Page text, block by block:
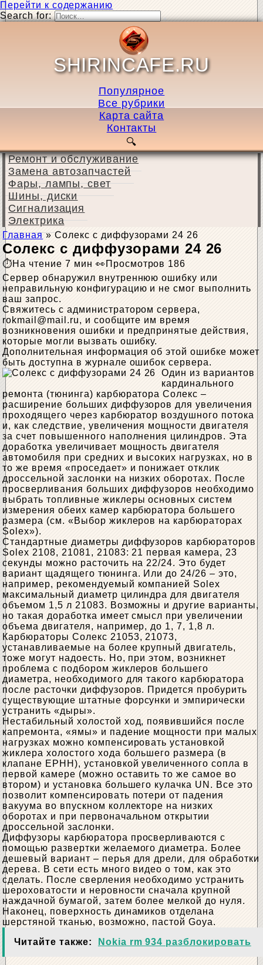
Перейти к содержанию
Search for:
SHIRINCAFE.RU
Популярное
Все рубрики
Карта сайта
Контакты
Ремонт и обслуживание
Замена автозапчастей
Фары, лампы, свет
Шины, диски
Сигнализация
Электрика
Главная»Солекс с диффузорами 24 26
Солекс с диффузорами 24 26
На чтение 7 мин Просмотров 186
Сервер обнаружил внутреннюю ошибку или
неправильную конфигурацию и не смог выполнить
ваш запрос.
Свяжитесь с администратором сервера,
rokmail@mail.ru, и сообщите им время
возникновения ошибки и предпринятые действия,
которые могли вызвать ошибку.
Дополнительная информация об этой ошибке может
быть доступна в журнале ошибок сервера.
Один из вариантов
кардинального
ремонта (тюнинга) карбюратора Солекс –
расширение больших диффузоров для увеличения
проходящего через карбюратор воздушного потока
и, как следствие, увеличения мощности двигателя
за счет повышенного наполнения цилиндров. Эта
доработка увеличивает мощность двигателя
автомобиля при средних и высоких нагрузках, но в
то же время «проседает» и понижает отклик
дроссельной заслонки на низких оборотах. После
просверливания больших диффузоров необходимо
выбрать топливные жиклеры основных систем
измерения обеих камер карбюратора большего
размера (см. «Выбор жиклеров на карбюраторах
Solex»).
Стандартные диаметры диффузоров карбюраторов
Solex 2108, 21081, 21083: 21 первая камера, 23
секунды можно расточить на 22/24. Это будет
вариант щадящего тюнинга. Или до 24/26 – это,
например, рекомендуемый компанией Solex
максимальный диаметр цилиндра для двигателя
объемом 1,5 л 21083. Возможны и другие варианты,
но такая доработка имеет смысл при увеличении
объема двигателя, например, до 1, 7, 1,8 л.
Карбюраторы Солекс 21053, 21073,
устанавливаемые на более крупный двигатель,
тоже могут надоесть. Но, при этом, возникнет
проблема с подбором жиклеров большего
диаметра, необходимого для такого карбюратора
после расточки диффузоров. Придется пробурить
существующие штатные форсунки и эмпирически
устранить «дыры».
Нестабильный холостой ход, появившийся после
капремонта, «ямы» и падение мощности при малых
нагрузках можно компенсировать установкой
жиклера холостого хода большего размера (в
клапане EPHH), установкой увеличенного сопла в
первой камере (можно оставить то же самое во
втором) и установка большего кулачка UN. Все это
позволит компенсировать потери от падения
вакуума во впускном коллекторе на низких
оборотах и ​​при первоначальном открытии
дроссельной заслонки.
Диффузоры карбюратора просверливаются с
помощью развертки желаемого диаметра. Более
дешевый вариант – перья для дрели, для обработки
дерева. В сети есть много видео о том, как это
сделать. После сверления необходимо устранить
шероховатости и неровности сначала крупной
наждачной бумагой, затем более мелкой до нуля.
Наконец, поверхность динамиков отделана
шерстяной тканью, возможно, пастой Goya.
Читайте также:
Nokia rm 934 разблокировать